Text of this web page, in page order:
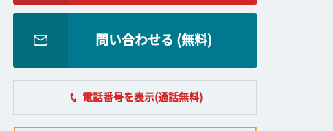
問い合わせる (無料)
電話番号を表示(通話無料)